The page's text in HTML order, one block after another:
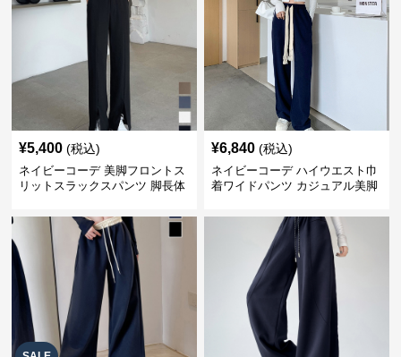
¥5,400 (税込)
ネイビーコーデ 美脚フロントス
リットスラックスパンツ 脚長体
¥6,840 (税込)
ネイビーコーデ ハイウエスト巾
着ワイドパンツ カジュアル美脚